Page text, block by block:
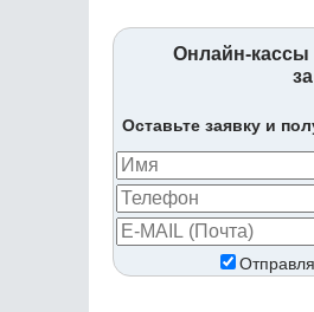
Онлайн-
Оставьте заявку и